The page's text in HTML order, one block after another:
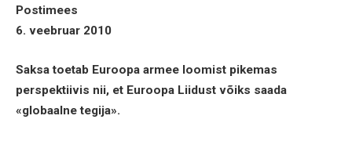
Postimees
6. veebruar 2010
Saksa toetab Euroopa armee loomist pikemas
perspektiivis nii, et Euroopa Liidust võiks saada
«globaalne tegija».